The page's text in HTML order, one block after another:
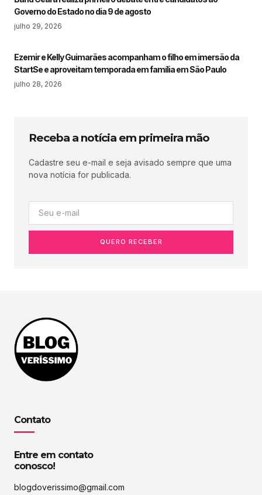
Governo do Estado no dia 9 de agosto
julho 29, 2026
Ezemir e Kelly Guimarães acompanham o filho em imersão da
StartSe e aproveitam temporada em família em São Paulo
julho 28, 2026
Receba a notícia em primeira mão
Cadastre seu e-mail e seja avisado sempre que uma
nova notícia for publicada.
QUERO RECEBER
Contato
Entre em contato
conosco!
blogdoverissimo@gmail.com